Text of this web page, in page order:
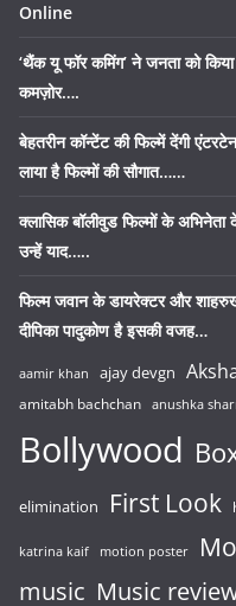
Online
‘थैंक यू फॉर कमिंग’ ने जनता को
कमज़ोर….
बेहतरीन कॉन्टेंट की फिल्में देंगी
लाया है फिल्मों की सौगात……
क्लासिक बॉलीवुड फिल्मों के
उन्हें याद…..
फिल्म जवान के डायरेक्टर और
दीपिका पादुकोण है इसकी वजह…
aamir khan ajay devgn
amitabh bachchan anushka
Bollywood
elimination First Look
katrina kaif motion poster
music Music